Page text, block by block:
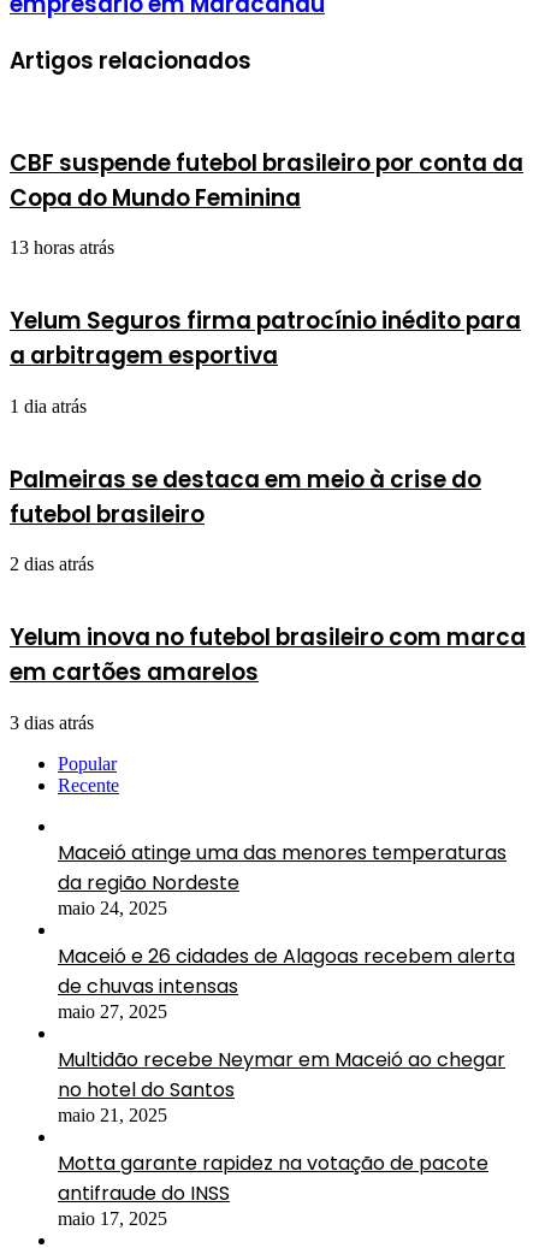
Artigos relacionados
CBF suspende futebol brasileiro por conta da
Copa do Mundo Feminina
13 horas atrás
Yelum Seguros firma patrocínio inédito para
a arbitragem esportiva
1 dia atrás
Palmeiras se destaca em meio à crise do
futebol brasileiro
2 dias atrás
Yelum inova no futebol brasileiro com marca
em cartões amarelos
3 dias atrás
Popular
Recente
Maceió atinge uma das menores temperaturas
da região Nordeste
maio 24, 2025
Maceió e 26 cidades de Alagoas recebem alerta
de chuvas intensas
maio 27, 2025
Multidão recebe Neymar em Maceió ao chegar
no hotel do Santos
maio 21, 2025
Motta garante rapidez na votação de pacote
antifraude do INSS
maio 17, 2025